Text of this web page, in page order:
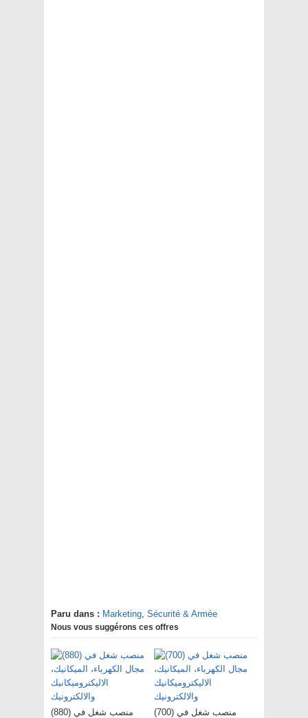
Paru dans : Marketing, Sécurité & Armée
Nous vous suggérons ces offres
(880) منصب شغل في
(700) منصب شغل في